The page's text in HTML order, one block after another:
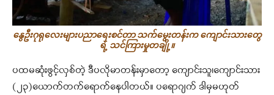
နွေဦးဂုရုလေးများပညာရေးစင်တာ သက်မွေးတန်းက ကျောင်းသားတွေ
ရဲ့ သင်ကြားမှုတချို့။
ပထမဆုံးဖွင့်လှစ်တဲ့ ဒီပလိုမာတန်းမှာတော့ ကျောင်းသူ၊ကျောင်းသား
(၂၃)ယောက်တက်ရောက်နေပါတယ်။ ပရောဂျက် ဒါမှမဟုတ်